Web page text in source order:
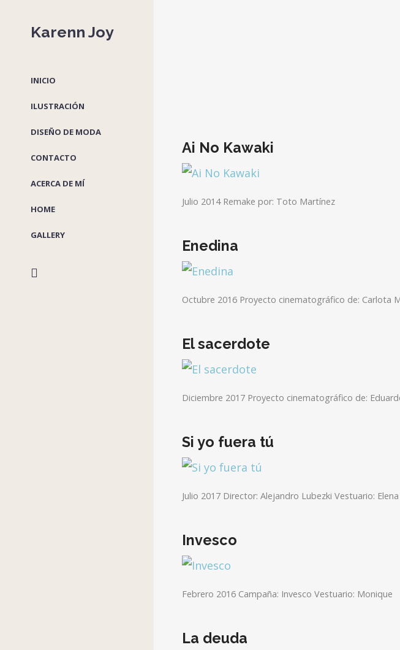
Karenn Joy
INICIO
ILUSTRACIÓN
DISEÑO DE MODA
CONTACTO
ACERCA DE MÍ
HOME
GALLERY
Ai No Kawaki
Julio 2014 Remake por: Toto Martínez
Enedina
Octubre 2016 Proyecto cinematográfico de: Carlota
El sacerdote
Diciembre 2017 Proyecto cinematográfico de:
Si yo fuera tú
Julio 2017 Director: Alejandro Lubezki Vestuario: Elena
Invesco
Febrero 2016 Campaña: Invesco Vestuario: Monique
La deuda